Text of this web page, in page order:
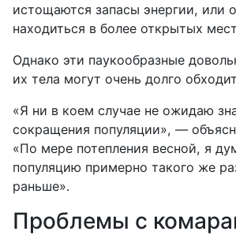
истощаются запасы энергии, или
находиться в более открытых
Однако эти паукообразные
их тела могут очень долго
«Я ни в коем случае не ожидаю
сокращения популяции», —
«По мере потепления весной, я
популяцию примерно такого же
раньше».
Проблемы с